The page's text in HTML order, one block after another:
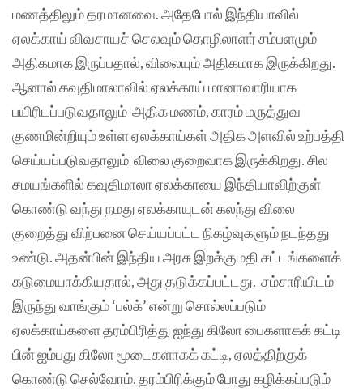
மணத்திலும் தரமானவை. அதேபோல் இந்தியாவில்
ஏலக்காய் விவசாயச் செலவும் தொழிலாளர் சம்பளமும்
அதிகமாக இருப்பதால், விலையும் அதிகமாக இருக்கிறது.
ஆனால் கவுதிமாலாவில் ஏலக்காய் மானாவாரியாக
பயிரிடப்படுவதாலும் அதிக மணம், காரம் மருத்துவ
குணமின்றியும் உள்ள ஏலக்காய்கள் அதிக அளவில் உற்பத்தி
செய்யப்படுவதாலும் விலை குறைவாக இருக்கிறது. சில
சமயங்களில் கவுதிமாலா ஏலக்காயை இந்தியாவிற்குள்
கொண்டு வந்து நமது ஏலக்காயுடன் கலந்து விலை
குறைத்து விற்பனை செய்யப்பட்ட நிகழ்வுகளும் நடந்தது
உண்டு. அதன்பின் இந்திய அரசு இறக்குமதி சட்டங்களைக்
கடுமையாக்கியதால், அது தடுக்கப்பட்டது. சம்சாரியிடம்
இருந்து வாங்கும் ‘பல்க்’ என்று சொல்லப்படும்
ஏலக்காய்களை தரம்பிரித்து ஐந்து கிலோ பைகளாகக் கட்டி
பின் ஐம்பது கிலோ மூடைகளாகக் கட்டி, ஏலத்திற்குக்
கொண்டு செல்வோம். தரம்பிரிக்கும் போது கழிக்கப்படும்